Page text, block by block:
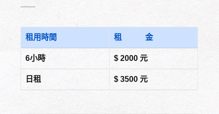
租用時間 租 金
6小時 $ 2000 元
日租 $ 3500 元